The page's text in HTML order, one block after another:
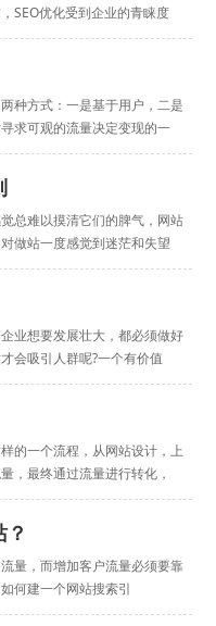
SEO优化受到企业的青睐度
方式：一是基于用户，二是
求可观的流量决定变现的一
总难以摸清它们的脾气，网站
做站一度感觉到迷茫和失望
业想要发展壮大，都必须做好
会吸引人群呢?一个有价值
一个流程，从网站设计，上
，最终通过流量进行转化，
量，而增加客户流量必须要靠
何建一个网站搜索引